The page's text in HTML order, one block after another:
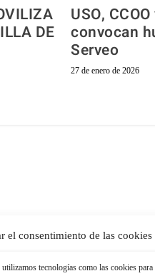
el consentimiento de las cookies
tecnologías como las cookies para
DE
USO,
convocan
Serveo
27 de enero de 2026